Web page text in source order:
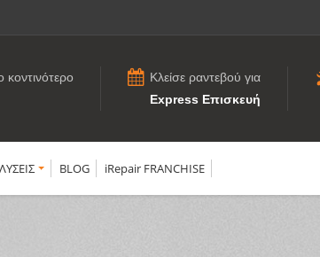
κοντινότερο
Κλείσε ραντεβού για
Express Επισκευή
BLOG iRepair FRANCHISE